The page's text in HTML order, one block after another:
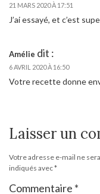
21 MARS 2020 À 17:51
J’ai essayé, et c’est
Amélie dit :
6 AVRIL 2020 À 16:50
Votre recette donne
Laisser un
Votre adresse e-mail ne sera
indiqués avec*
Commentaire *